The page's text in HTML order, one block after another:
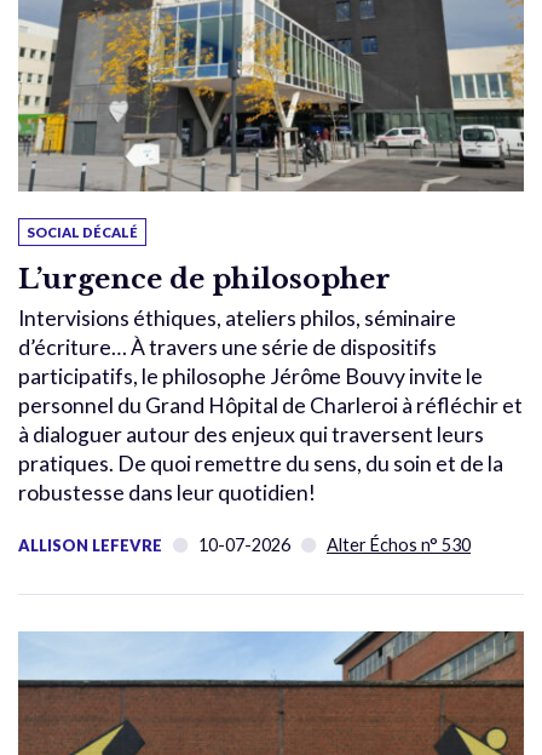
SOCIAL DÉCALÉ
L’urgence de philosopher
Intervisions éthiques, ateliers philos, séminaire
d’écriture… À travers une série de dispositifs
participatifs, le philosophe Jérôme Bouvy invite le
personnel du Grand Hôpital de Charleroi à réfléchir et
à dialoguer autour des enjeux qui traversent leurs
pratiques. De quoi remettre du sens, du soin et de la
robustesse dans leur quotidien!
ALLISON LEFEVRE 10-07-2026 Alter Échos n° 530